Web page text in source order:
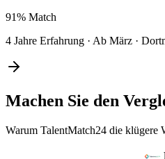
91% Match
4 Jahre Erfahrung · Ab März ·
Machen Sie den
Warum TalentMatch24 die klügere